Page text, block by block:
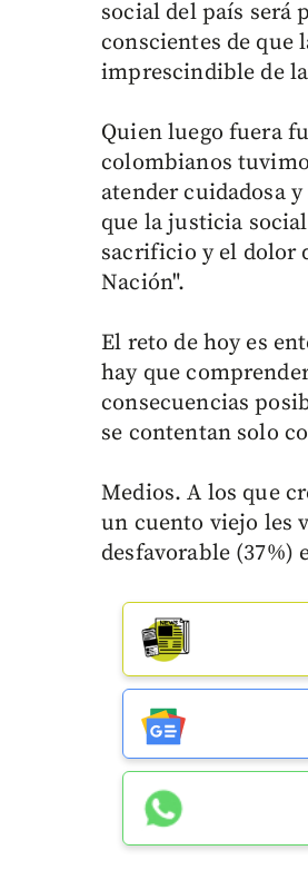
social del país será
conscientes de que
imprescindible de
Quien luego fuera
colombianos
atender cuidadosa
que la justicia
sacrificio y el dolor
Nación".
El reto de hoy es
hay que
consecuencias
se contentan solo
Medios. A los que
un cuento viejo les
desfavorable (37%)